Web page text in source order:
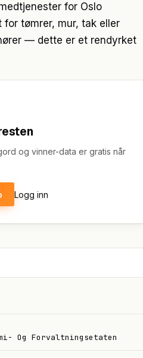
for Oslo
for tømrer, mur, tak eller
— dette er et rendyrket
og vinner-data er gratis når
Logg inn
Og Forvaltningsetaten